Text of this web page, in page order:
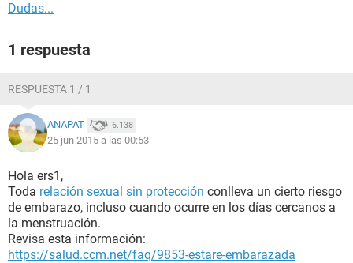
Dudas...
1 respuesta
RESPUESTA 1 / 1
ANAPAT 6.138
25 jun 2015 a las 00:53
Hola ers1,
Toda relación sexual sin protección conlleva un cierto riesgo
de embarazo, incluso cuando ocurre en los días cercanos a
la menstruación.
Revisa esta información:
https://salud.ccm.net/faq/9853-estare-embarazada